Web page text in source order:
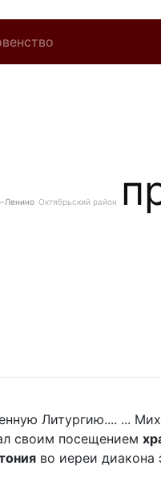
Ленино Октябрьский район
Литургию.... ...
своим посещением
во иереи диакона